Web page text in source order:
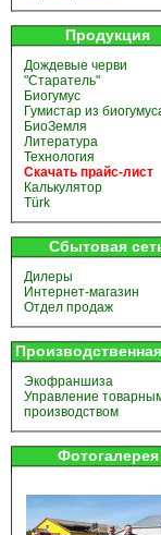
Продукция
Дождевые черви
"Старатель"
Биогумус
Гумистар из
БиоЗемля
Литература
Технология
Скачать прайс-лист
Калькулятор
Türk
Сбытовая
Дилеры
Интернет-магазин
Отдел продаж
Экофраншиза
Управление
производством
Фотогалерея